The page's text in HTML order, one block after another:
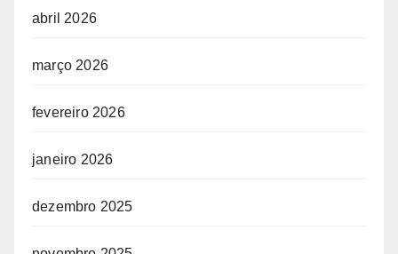
abril 2026
março 2026
fevereiro 2026
janeiro 2026
dezembro 2025